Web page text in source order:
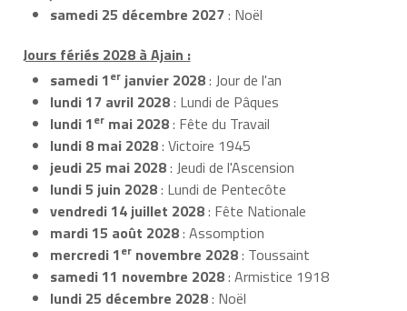
samedi 25 décembre 2027: Noël
Jours fériés 2028 à Ajain :
samedi 1er janvier 2028: Jour de l'an
lundi 17 avril 2028: Lundi de Pâques
lundi 1er mai 2028: Fête du Travail
lundi 8 mai 2028: Victoire 1945
jeudi 25 mai 2028: Jeudi de l'Ascension
lundi 5 juin 2028: Lundi de Pentecôte
vendredi 14 juillet 2028: Fête Nationale
mardi 15 août 2028: Assomption
mercredi 1er novembre 2028: Toussaint
samedi 11 novembre 2028: Armistice 1918
lundi 25 décembre 2028: Noël